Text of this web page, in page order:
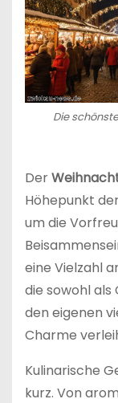
Die
Der
Höhepunkt
um die
eine Vielzahl
die sowohl als
den eigenen
Charme
Kulinarische
kurz. Von